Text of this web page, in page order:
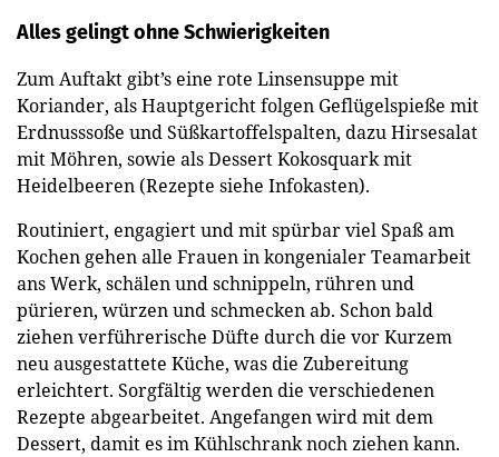
Alles gelingt ohne Schwierigkeiten
Zum Auftakt gibt’s eine rote Linsensuppe mit
Koriander, als Hauptgericht folgen Geflügelspieße mit
Erdnusssoße und Süßkartoffelspalten, dazu Hirsesalat
mit Möhren, sowie als Dessert Kokosquark mit
Heidelbeeren (Rezepte siehe Infokasten).
Routiniert, engagiert und mit spürbar viel Spaß am
Kochen gehen alle Frauen in kongenialer Teamarbeit
ans Werk, schälen und schnippeln, rühren und
pürieren, würzen und schmecken ab. Schon bald
ziehen verführerische Düfte durch die vor Kurzem
neu ausgestattete Küche, was die Zubereitung
erleichtert. Sorgfältig werden die verschiedenen
Rezepte abgearbeitet. Angefangen wird mit dem
Dessert, damit es im Kühlschrank noch ziehen kann.